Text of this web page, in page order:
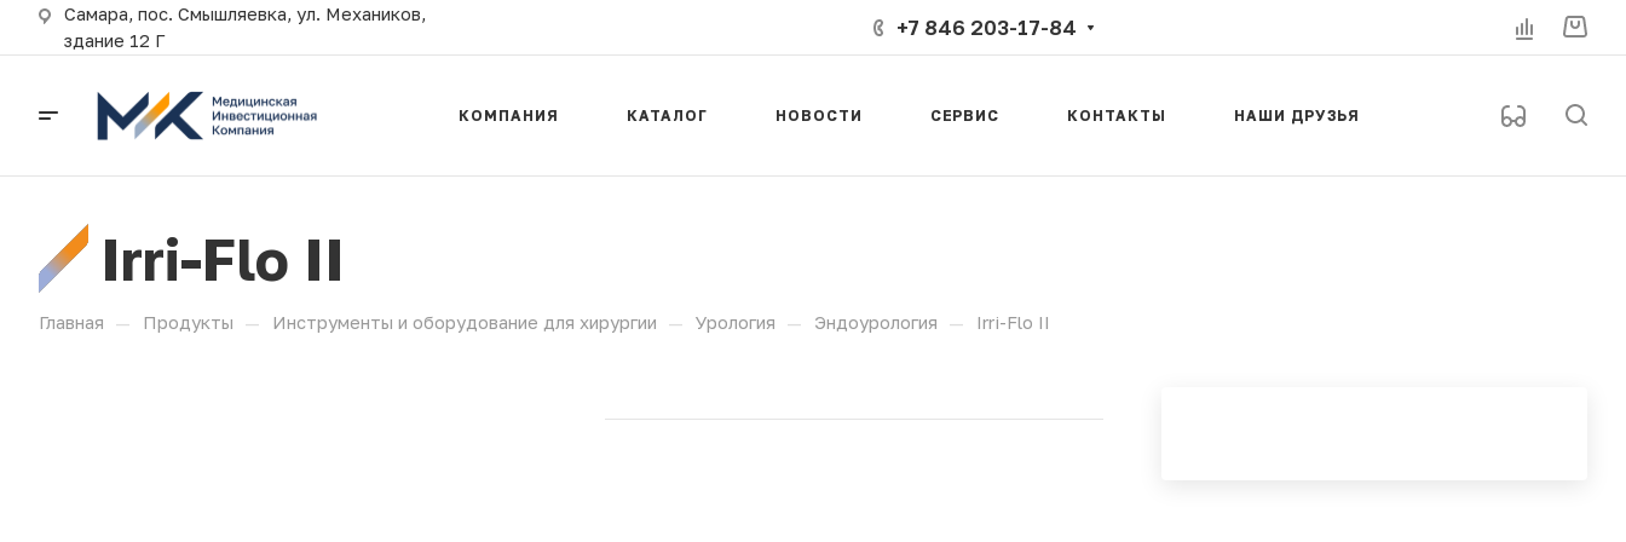
Самара, пос. Смышляевка, ул. Механиков,
здание 12 Г
+7 846 203-17-84
КОМПАНИЯ КАТАЛОГ НОВОСТИ СЕРВИС КОНТАКТЫ НАШИ ДРУЗЬЯ
Irri-Flo II
Главная — Продукты — Инструменты и оборудование для хирургии — Урология — Эндоурология — Irri-Flo II